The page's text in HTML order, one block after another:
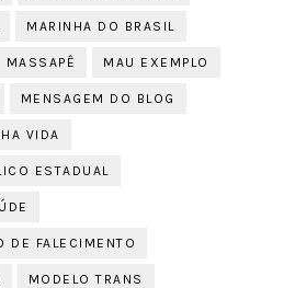
MARINHA DO BRASIL
MASSAPÊ MAU EXEMPLO
MENSAGEM DO BLOG
VIDA
ESTADUAL
DE FALECIMENTO
MODELO TRANS